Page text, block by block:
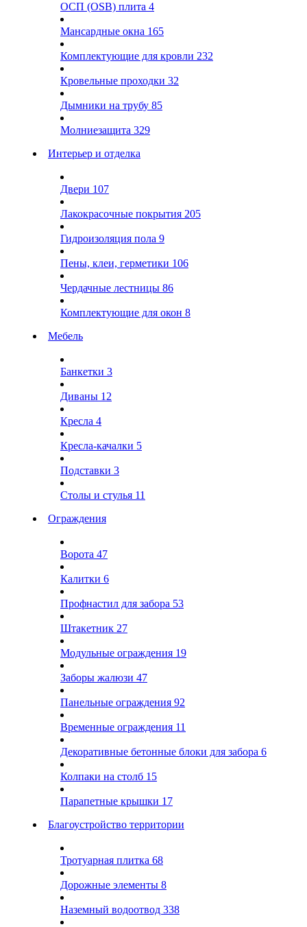
ОСП (OSB) плита 4
Мансардные окна 165
Комплектующие для кровли 232
Кровельные проходки 32
Дымники на трубу 85
Молниезащита 329
Интерьер и отделка
Двери 107
Лакокрасочные покрытия 205
Гидроизоляция пола 9
Пены, клеи, герметики 106
Чердачные лестницы 86
Комплектующие для окон 8
Мебель
Банкетки 3
Диваны 12
Кресла 4
Кресла-качалки 5
Подставки 3
Столы и стулья 11
Ограждения
Ворота 47
Калитки 6
Профнастил для забора 53
Штакетник 27
Модульные ограждения 19
Заборы жалюзи 47
Панельные ограждения 92
Временные ограждения 11
Декоративные бетонные блоки для забора 6
Колпаки на столб 15
Парапетные крышки 17
Благоустройство территории
Тротуарная плитка 68
Дорожные элементы 8
Наземный водоотвод 338